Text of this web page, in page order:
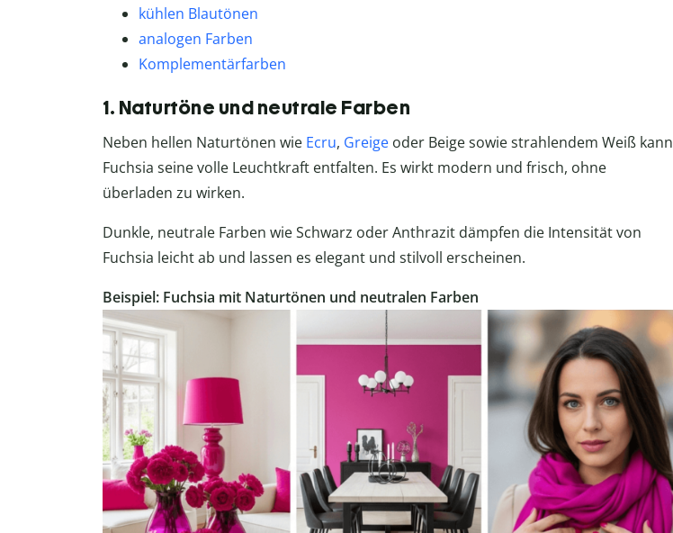
kühlen Blautönen
analogen Farben
Komplementärfarben
1. Naturtöne und neutrale Farben
Neben hellen Naturtönen wie Ecru, Greige oder Beige sowie strahlendem Weiß kann
Fuchsia seine volle Leuchtkraft entfalten. Es wirkt modern und frisch, ohne
überladen zu wirken.
Dunkle, neutrale Farben wie Schwarz oder Anthrazit dämpfen die Intensität von
Fuchsia leicht ab und lassen es elegant und stilvoll erscheinen.
Beispiel: Fuchsia mit Naturtönen und neutralen Farben